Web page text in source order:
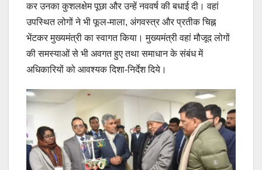
कर उनका कुशलक्षेम पूछा और उन्हें नववर्ष की बधाई दी। वहां
उपस्थित लोगों ने भी फूल-माला, अंगवस्त्र और प्रतीक चिह्न
भेंटकर मुख्यमंत्री का स्वागत किया। मुख्यमंत्री वहां मौजूद लोगों
की समस्याओं से भी अवगत हुए तथा समाधान के संबंध में
अधिकारियों को आवश्यक दिशा-निर्देश दिये।